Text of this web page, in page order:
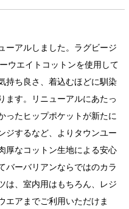
ーアルしました。ラグビージ
ウエイトコットンを使用して
持ち良さ、着込むほどに馴染
ます。リニューアルにあたっ
ったヒップポケットが新たに
ジするなど、よりタウンユー
厚なコットン生地による安心
バーバリアンならではのカラ
は、室内用はもちろん、レジ
エアまでご利用いただけま